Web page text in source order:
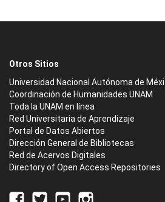
Otros Sitios
Universidad Nacional Autónoma de
Coordinación de Humanidades UNAM
Toda la UNAM en línea
Red Universitaria de Aprendizaje
Portal de Datos Abiertos
Dirección General de Bibliotecas
Red de Acervos Digitales
Directory of Open Access Repositories